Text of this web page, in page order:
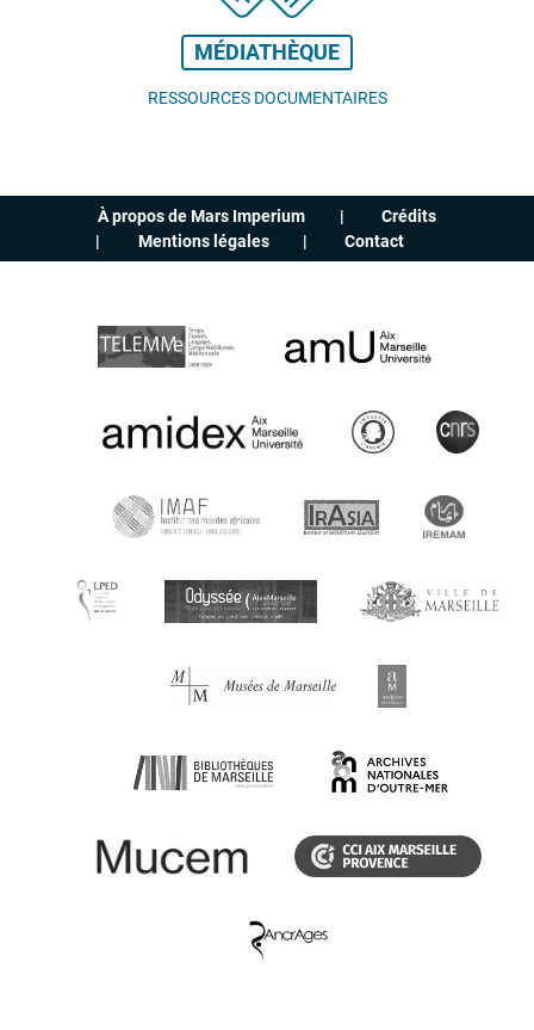
MÉDIATHÈQUE
RESSOURCES DOCUMENTAIRES
À propos de Mars Imperium
Crédits
Mentions légales
Contact